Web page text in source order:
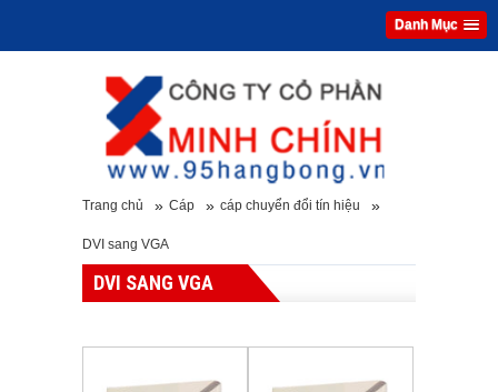
Danh Mục
Trang chủ » Cáp » cáp chuyển đổi tín hiệu »
DVI sang VGA
DVI SANG VGA